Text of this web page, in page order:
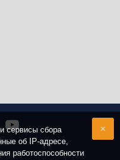
сервисы сбора
об IP-адресе,
работоспособности